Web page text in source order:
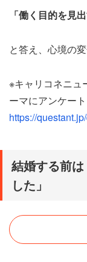
「働く目的を見
と答え、心境の
※キャリコネニュ
ーマにアンケー
https://
結婚する前
した」